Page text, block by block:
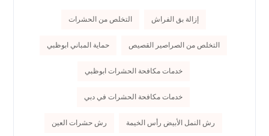
إزالة بق الفراش التخلص من الحشرات
التخلص من الصراصير القصيص حماية المباني ابوظبي
خدمات مكافحة الحشرات ابوظبي
خدمات مكافحة الحشرات في دبي
رش النمل الأبيض رأس الخيمة رش حشرات العين